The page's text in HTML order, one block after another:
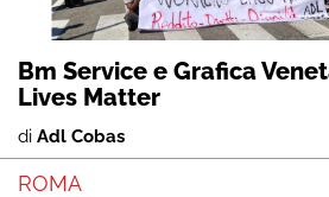
Bm Service e Grafica
Lives Matter
di Adl Cobas
ROMA